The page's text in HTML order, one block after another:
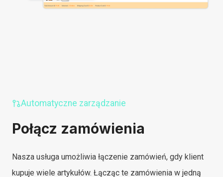
Automatyczne zarządzanie
Połącz zamówienia
Nasza usługa umożliwia łączenie zamówień, gdy klient
kupuje wiele artykułów. Łącząc te zamówienia w jedną